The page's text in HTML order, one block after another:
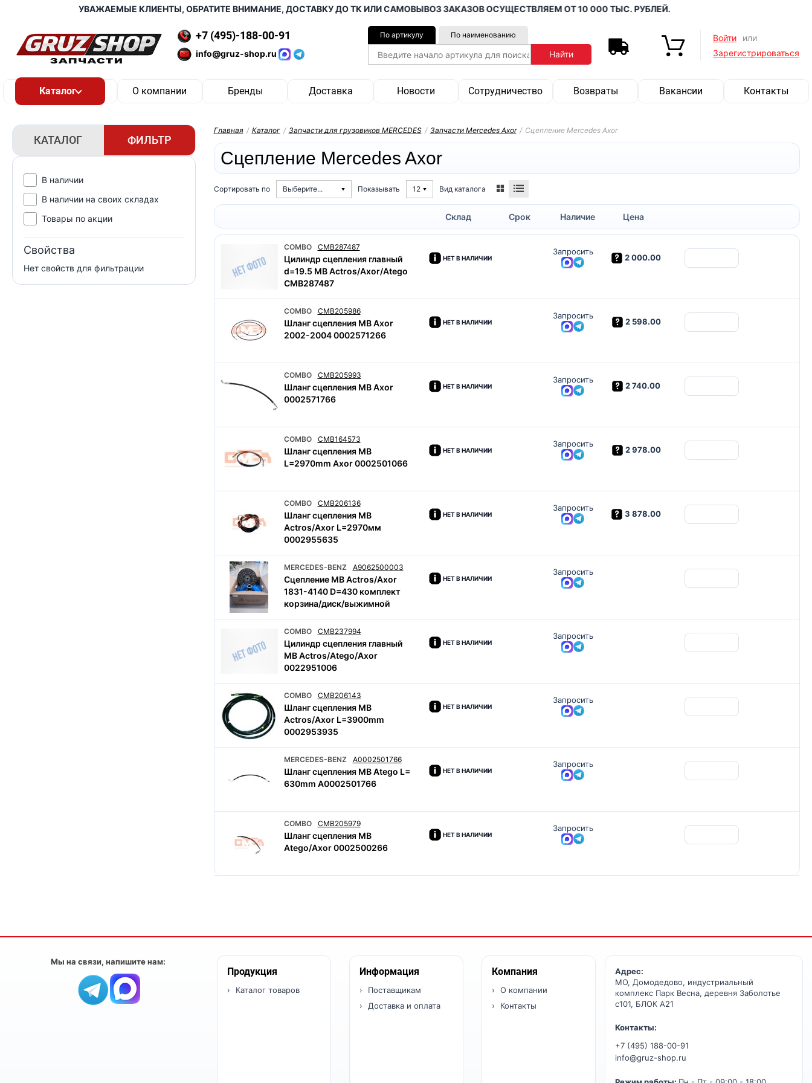
УВАЖАЕМЫЕ КЛИЕНТЫ, ОБРАТИТЕ ВНИМАНИЕ, ДОСТАВКУ ДО ТК ИЛИ САМОВЫВОЗ ЗАКАЗОВ ОСУЩЕСТВЛЯЕМ ОТ 10 000 ТЫС. РУБЛЕЙ.
+7 (495)-188-00-91
info@gruz-shop.ru
По артикулу По наименованию Войти
или
Зарегистрироваться
О компании Бренды Доставка Новости Сотрудничество Возвраты Вакансии Контакты
КАТАЛОГ ФИЛЬТР
В наличии
В наличии на своих складах
Товары по акции
Свойства
Нет свойств для фильтрации
Главная / Каталог / Запчасти для грузовиков MERCEDES / Запчасти Mercedes Axor / Сцепление Mercedes Axor
Сцепление Mercedes Axor
Сортировать по Выберите... Показывать 12 Вид каталога
Склад Срок Наличие Цена
COMBO CMB287487
Цилиндр сцепления главный
d=19.5 MB Actros/Axor/Atego
CMB287487
НЕТ В НАЛИЧИИ
Запросить
2 000.00
COMBO CMB205986
Шланг сцепления MB Axor
2002-2004 0002571266
НЕТ В НАЛИЧИИ
Запросить
2 598.00
COMBO CMB205993
Шланг сцепления MB Axor
0002571766
НЕТ В НАЛИЧИИ
Запросить
2 740.00
COMBO CMB164573
Шланг сцепления MB
L=2970mm Axor 0002501066
НЕТ В НАЛИЧИИ
Запросить
2 978.00
COMBO CMB206136
Шланг сцепления MB
Actros/Axor L=2970мм
0002955635
НЕТ В НАЛИЧИИ
Запросить
3 878.00
MERCEDES-BENZ A9062500003
Cцепление MB Actros/Axor
1831-4140 D=430 комплект
корзина/диск/выжимной
НЕТ В НАЛИЧИИ
Запросить
COMBO CMB237994
Цилиндр сцепления главный
MB Actros/Atego/Axor
0022951006
НЕТ В НАЛИЧИИ
Запросить
COMBO CMB206143
Шланг сцепления MB
Actros/Axor L=3900mm
0002953935
НЕТ В НАЛИЧИИ
Запросить
MERCEDES-BENZ A0002501766
Шланг сцепления MB Atego L=
630mm A0002501766
НЕТ В НАЛИЧИИ
Запросить
COMBO CMB205979
Шланг сцепления MB
Atego/Axor 0002500266
НЕТ В НАЛИЧИИ
Запросить
Мы на связи, напишите нам:
Продукция
Каталог товаров
Информация
Поставщикам
Доставка и оплата
Компания
О компании
Контакты
Адрес:
МО, Домодедово, индустриальный
комплекс Парк Весна, деревня Заболотье
с101, БЛОК А21
Контакты:
+7 (495) 188-00-91
info@gruz-shop.ru